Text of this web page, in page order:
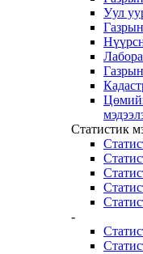
Уул
Статистик
-